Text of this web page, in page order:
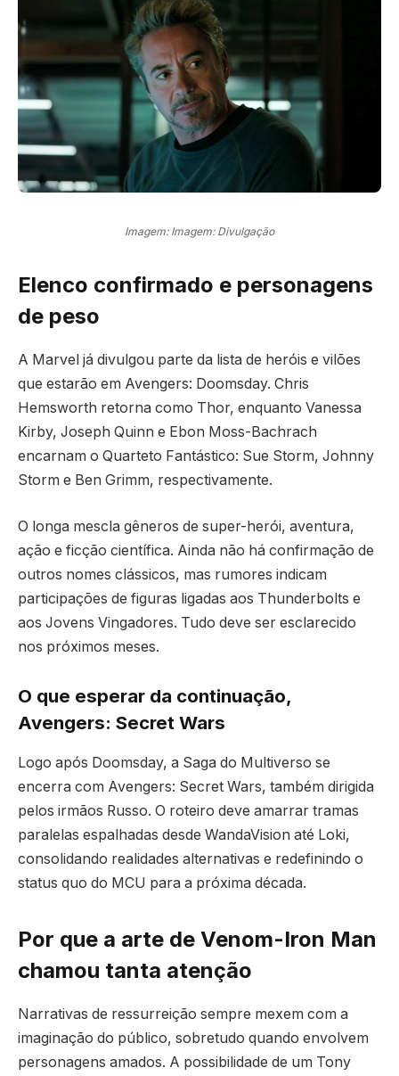
Imagem: Imagem: Divulgação
Elenco confirmado e personagens
de peso
A Marvel já divulgou parte da lista de heróis e vilões
que estarão em Avengers: Doomsday. Chris
Hemsworth retorna como Thor, enquanto Vanessa
Kirby, Joseph Quinn e Ebon Moss-Bachrach
encarnam o Quarteto Fantástico: Sue Storm, Johnny
Storm e Ben Grimm, respectivamente.
O longa mescla gêneros de super-herói, aventura,
ação e ficção científica. Ainda não há confirmação de
outros nomes clássicos, mas rumores indicam
participações de figuras ligadas aos Thunderbolts e
aos Jovens Vingadores. Tudo deve ser esclarecido
nos próximos meses.
O que esperar da continuação,
Avengers: Secret Wars
Logo após Doomsday, a Saga do Multiverso se
encerra com Avengers: Secret Wars, também dirigida
pelos irmãos Russo. O roteiro deve amarrar tramas
paralelas espalhadas desde WandaVision até Loki,
consolidando realidades alternativas e redefinindo o
status quo do MCU para a próxima década.
Por que a arte de Venom-Iron Man
chamou tanta atenção
Narrativas de ressurreição sempre mexem com a
imaginação do público, sobretudo quando envolvem
personagens amados. A possibilidade de um Tony